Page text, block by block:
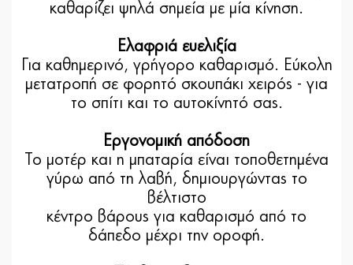
καθαρίζει ψηλά σημεία με μία κίνηση.
Ελαφριά ευελιξία
Για καθημερινό, γρήγορο καθαρισμό. Εύκολη
μετατροπή σε φορητό σκουπάκι χειρός - για
το σπίτι και το αυτοκίνητό σας.
Εργονομική απόδοση
Το μοτέρ και η μπαταρία είναι τοποθετημένα
γύρω από τη λαβή, δημιουργώντας το
βέλτιστο
κέντρο βάρους για καθαρισμό από το
δάπεδο μέχρι την οροφή.